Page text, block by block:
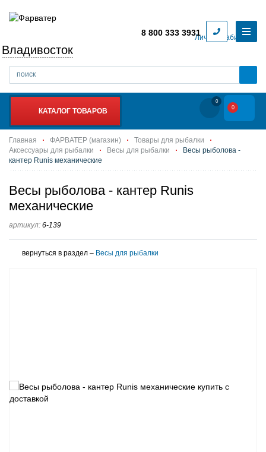
Личный кабинет
Владивосток
8 800 333 3931
КАТАЛОГ ТОВАРОВ
0
0
Главная ФАРВАТЕР (магазин)
Товары для рыбалки
Аксессуары для рыбалки
Весы для рыбалки
Весы рыболова -
кантер Runis механические
Весы рыболова - кантер Runis
механические
артикул: 6-139
вернуться в раздел – Весы для рыбалки